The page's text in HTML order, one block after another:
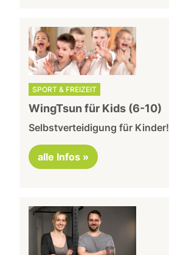
SPORT & FREIZEIT
WingTsun für Kids (6-10)
Selbstverteidigung für Kinder!
alle Infos »